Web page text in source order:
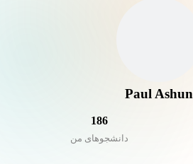
Paul Ashun
186
دانشجو‌های من